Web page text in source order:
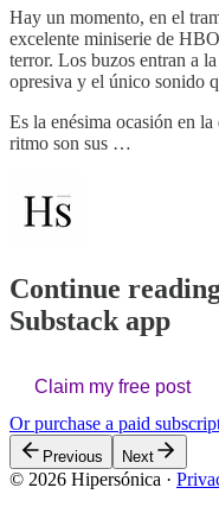
Hay un momento, en el
excelente miniserie de
terror. Los buzos entran a
opresiva y el único sonido
Es la enésima ocasión en
ritmo son sus …
Continue
Substack app
Claim my free post
Or purchase a paid
Previous Next
© 2026 Hipersónica ·